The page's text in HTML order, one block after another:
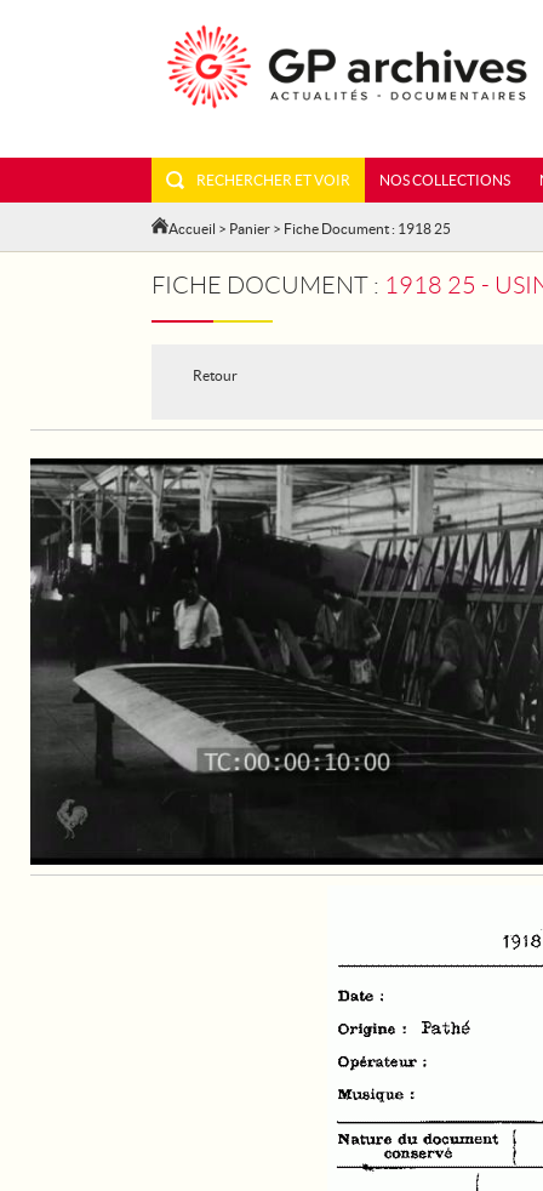
RECHERCHER ET VOIR NOS COLLECTIONS
Accueil > Panier > Fiche Document : 1918 25
FICHE DOCUMENT : 1918 25 -
Retour